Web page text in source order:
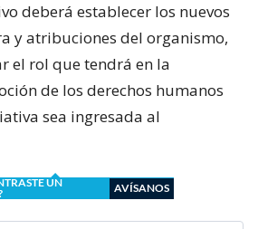
deberá establecer los nuevos
y atribuciones del organismo,
el rol que tendrá en la
de los derechos humanos
sea ingresada al
UN
AVÍSANOS